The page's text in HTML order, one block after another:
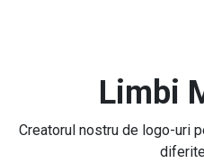
Limbi
Creatorul nostru de logo-uri